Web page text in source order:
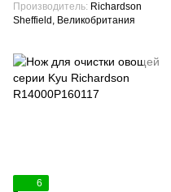
Производитель Richardson
Sheffield, Великобритания
6